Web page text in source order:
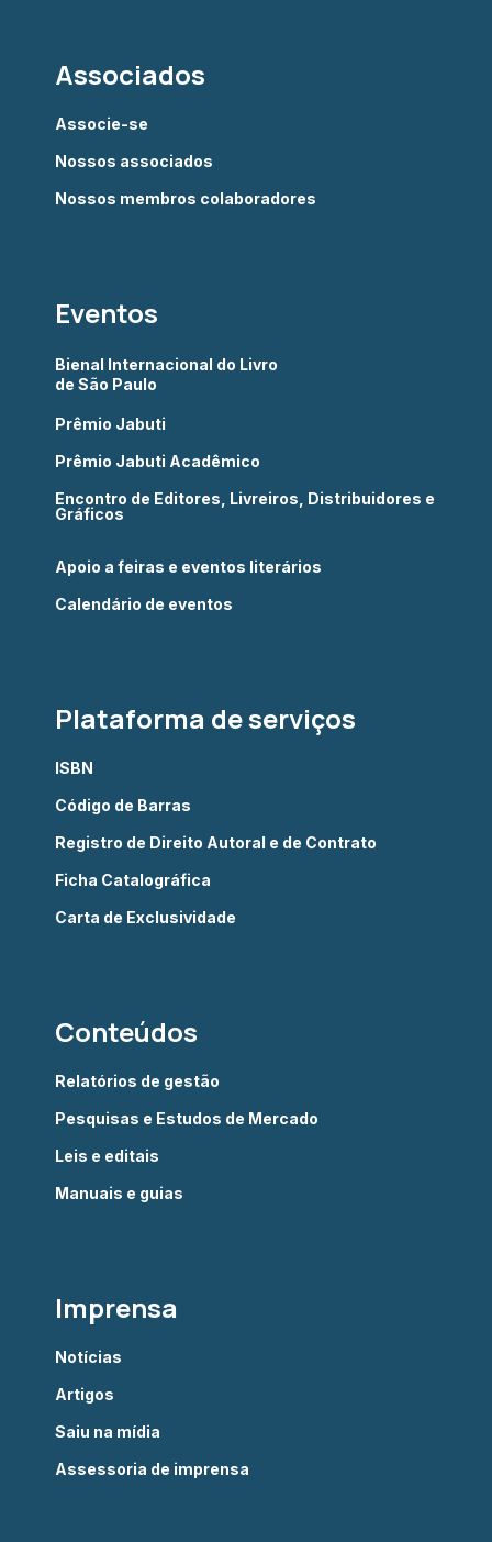
Associados
Associe-se
Nossos associados
Nossos membros colaboradores
Eventos
Bienal Internacional do Livro
de São Paulo
Prêmio Jabuti
Prêmio Jabuti Acadêmico
Encontro de Editores, Livreiros, Distribuidores e
Gráficos
Apoio a feiras e eventos literários
Calendário de eventos
Plataforma de serviços
ISBN
Código de Barras
Registro de Direito Autoral e de Contrato
Ficha Catalográfica
Carta de Exclusividade
Conteúdos
Relatórios de gestão
Pesquisas e Estudos de Mercado
Leis e editais
Manuais e guias
Imprensa
Notícias
Artigos
Saiu na mídia
Assessoria de imprensa